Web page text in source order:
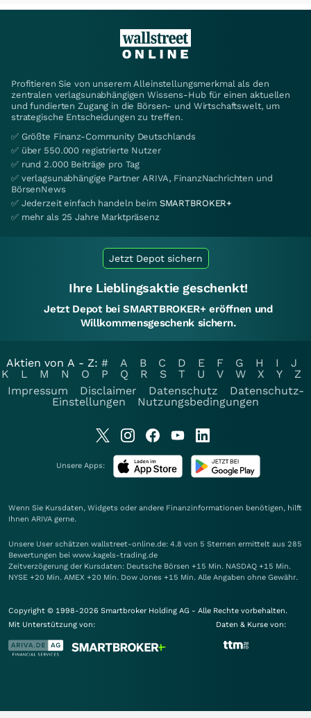
Profitieren Sie von unserem Alleinstellungsmerkmal als den
zentralen verlagsunabhängigen Wissens-Hub für einen aktuellen
und fundierten Zugang in die Börsen- und Wirtschaftswelt, um
strategische Entscheidungen zu treffen.
✅ Größte Finanz-Community Deutschlands
✅ über 550.000 registrierte Nutzer
✅ rund 2.000 Beiträge pro Tag
✅ verlagsunabhängige Partner ARIVA, FinanzNachrichten und
BörsenNews
✅ Jederzeit einfach handeln beim SMARTBROKER+
✅ mehr als 25 Jahre Marktpräsenz
Jetzt Depot sichern
Ihre Lieblingsaktie geschenkt!
Jetzt Depot bei SMARTBROKER+ eröffnen und
Willkommensgeschenk sichern.
Aktien von A - Z: # A B C D E F G H I
J
K
L M N O P Q R S T U V W X Y
Z
Impressum
Disclaimer Datenschutz
Datenschutz-
Einstellungen
Nutzungsbedingungen
Unsere Apps:
Wenn Sie Kursdaten, Widgets oder andere Finanzinformationen benötigen, hilft
Ihnen ARIVA gerne.
Unsere User schätzen wallstreet-online.de: 4.8 von 5 Sternen ermittelt aus 285
Bewertungen bei www.kagels-trading.de
Zeitverzögerung der Kursdaten: Deutsche Börsen +15 Min. NASDAQ +15 Min.
NYSE +20 Min. AMEX +20 Min. Dow Jones +15 Min. Alle Angaben ohne Gewähr.
Copyright © 1998-2026 Smartbroker Holding AG - Alle Rechte vorbehalten.
Mit Unterstützung von:
Daten & Kurse von: